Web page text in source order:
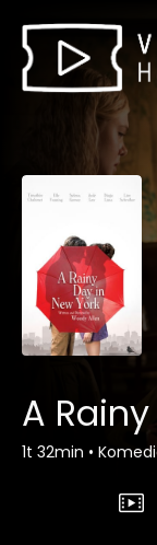
A
1t 32min •